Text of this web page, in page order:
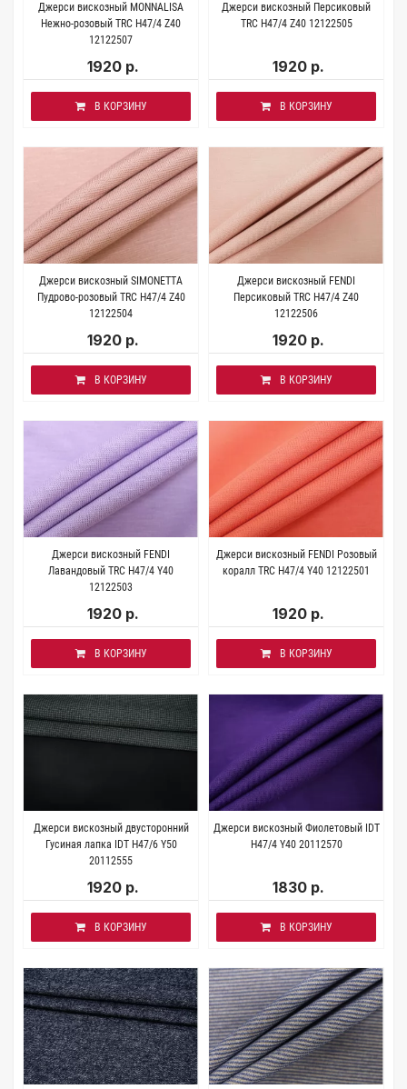
Джерси вискозный MONNALISA
Нежно-розовый TRC H47/4 Z40
12122507
1920 р.
В КОРЗИНУ
Джерси вискозный Персиковый
TRC H47/4 Z40 12122505
1920 р.
В КОРЗИНУ
Джерси вискозный SIMONETTA
Пудрово-розовый TRC H47/4 Z40
12122504
1920 р.
В КОРЗИНУ
Джерси вискозный FENDI
Персиковый TRC H47/4 Z40
12122506
1920 р.
В КОРЗИНУ
Джерси вискозный FENDI
Лавандовый TRC H47/4 Y40
12122503
1920 р.
В КОРЗИНУ
Джерси вискозный FENDI Розовый
коралл TRC H47/4 Y40 12122501
1920 р.
В КОРЗИНУ
Джерси вискозный двусторонний
Гусиная лапка IDT H47/6 Y50
20112555
1920 р.
В КОРЗИНУ
Джерси вискозный Фиолетовый IDT
H47/4 Y40 20112570
1830 р.
В КОРЗИНУ